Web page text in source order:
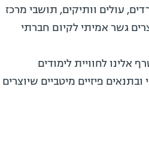
עולים וותיקים, תושבי מרכז
גשר אמיתי לקיום חברתי
לחוויית לימודים
פיזיים מיטביים שיוצרים